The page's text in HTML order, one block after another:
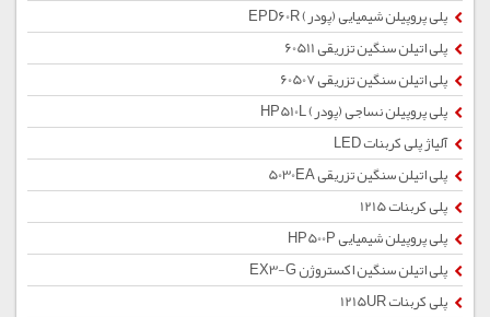
پلی پروپیلن شیمیایی (پودر) EPD60R
پلی اتیلن سنگین تزریقی 60511
پلی اتیلن سنگین تزریقی 60507
پلی پروپیلن نساجی (پودر) HP510L
آلیاژ پلی کربنات LED
پلی اتیلن سنگین تزریقی 5030EA
پلی کربنات 1215
پلی پروپیلن شیمیایی HP500P
پلی اتیلن سنگین اکستروژن EX3-G
پلی کربنات 1215UR